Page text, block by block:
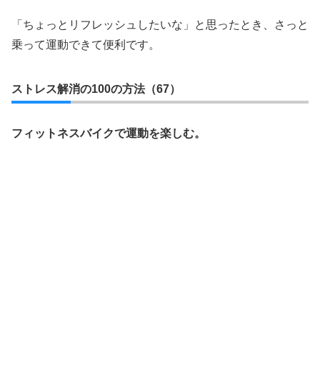
「ちょっとリフレッシュしたいな」と思ったとき、さっと
乗って運動できて便利です。
ストレス解消の100の方法（67）
フィットネスバイクで運動を楽しむ。